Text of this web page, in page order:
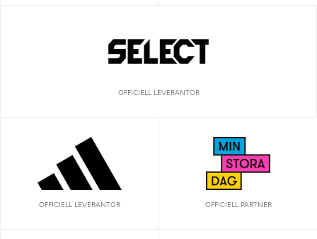
OFFICIELL LEVERANTÖR
OFFICIELL LEVERANTÖR OFFICIELL PARTNER